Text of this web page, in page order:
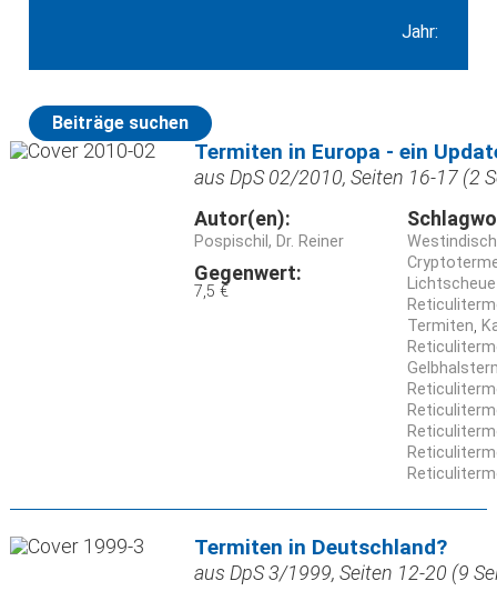
Jahr:
Beiträge suchen
Termiten in Europa - ein
aus DpS 02/2010, Seiten 16-17 (2
Autor(en):
Pospischil, Dr. Reiner
Gegenwert:
7,5 €
Termiten
Termiten in Deutschland?
aus DpS 3/1999, Seiten 12-20 (9